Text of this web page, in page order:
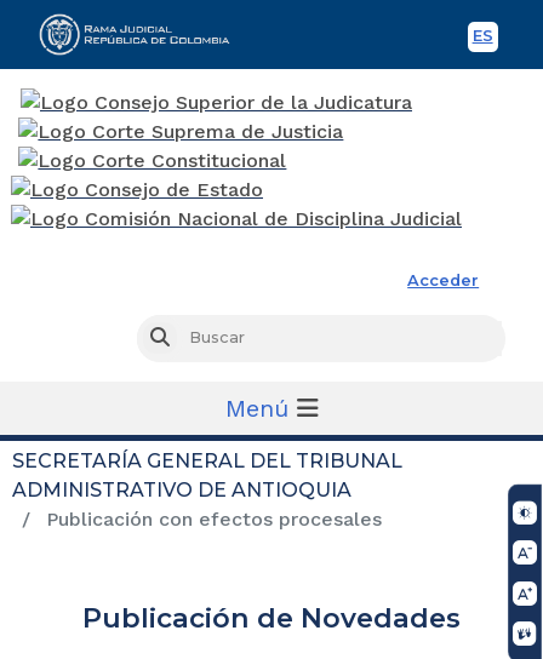
ES
Acceder
Buscar
Menú
SECRETARÍA GENERAL DEL TRIBUNAL
ADMINISTRATIVO DE ANTIOQUIA
Publicación con efectos procesales
Publicación de Novedades